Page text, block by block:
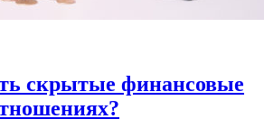
скрытые финансовые